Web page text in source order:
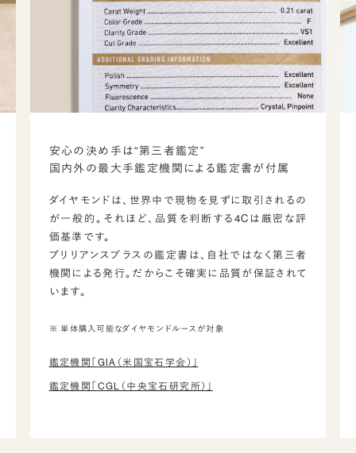
安心の決め手は“第三者鑑定”
国内外の最大手鑑定機関による鑑定書が付属
ダイヤモンドは、世界中で現物を見ずに取引されるの
が一般的。それほど、品質を判断する4Cは厳密な評
価基準です。
ブリリアンスプラスの鑑定書は、自社ではなく第三者
機関による発行。だからこそ確実に品質が保証されて
います。
※ 単体購入可能なダイヤモンドルースが対象
鑑定機関「GIA（米国宝石学会）」
鑑定機関「CGL（中央宝石研究所）」